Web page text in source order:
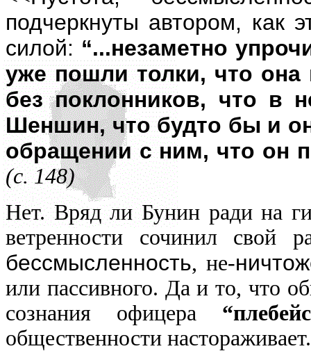
подчеркнуты автором, как
силой: “...незаметно
уже пошли толки, что она
без поклонников, что в
Шеншин, что будто бы и
обращении с ним, что он
(с. 148)
Нет. Вряд ли Бунин ради на
ветренности сочинил свой
бессмысленность, не-
или пассивного. Да и то, что
сознания офицера
общественности настораживает.